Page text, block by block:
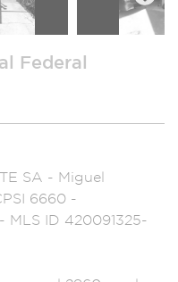
Next
Federal
SA - Miguel
6660 -
MLS ID 420091325-